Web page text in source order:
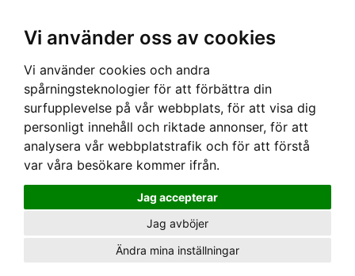
Vi använder oss av cookies
Vi använder cookies och andra
spårningsteknologier för att förbättra din
surfupplevelse på vår webbplats, för att visa dig
personligt innehåll och riktade annonser, för att
analysera vår webbplatstrafik och för att förstå
var våra besökare kommer ifrån.
Jag accepterar
Jag avböjer
Ändra mina inställningar
› Armaturer› Artic 307Z zoom 3000K svart